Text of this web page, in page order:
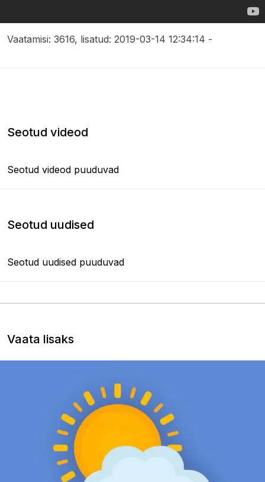
Vaatamisi: 3616, lisatud: 2019-03-14 12:34:14 -
Seotud videod
Seotud videod puuduvad
Seotud uudised
Seotud uudised puuduvad
Vaata lisaks